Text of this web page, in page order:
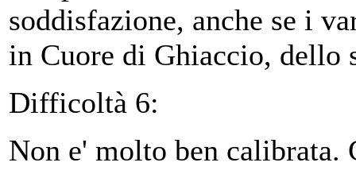
soddisfazione, anche se i
in Cuore di Ghiaccio, dello
Difficoltà 6:
Non e' molto ben